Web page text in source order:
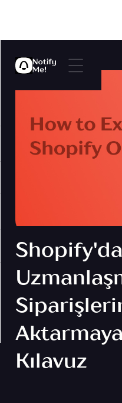
Shopify'da
Kılavuz